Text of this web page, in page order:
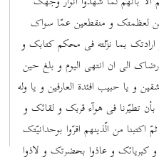
لعظمتک و منقطعین عمّا سواک
بما نزّلته فی محکم کتابک و
الی ان انتهی الیوم و بلغ حین
و یا حبیب افئدة العارفین و یا وله
تطیّرنا فی هوآء قربک و لقائک و
من الّذینهم اقرّوا بوحدانیّتک
کبریائک و عاذوا بحضرتک و لاذوا